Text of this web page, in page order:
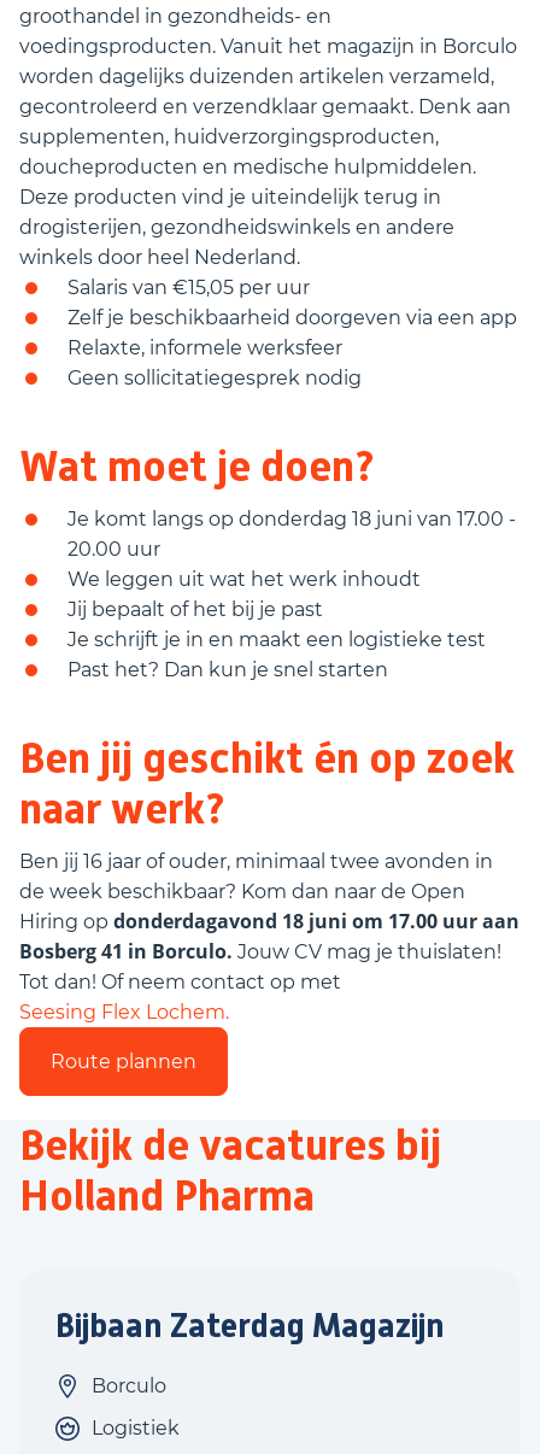
groothandel in gezondheids- en
voedingsproducten. Vanuit het magazijn in Borculo
worden dagelijks duizenden artikelen verzameld,
gecontroleerd en verzendklaar gemaakt. Denk aan
supplementen, huidverzorgingsproducten,
doucheproducten en medische hulpmiddelen.
Deze producten vind je uiteindelijk terug in
drogisterijen, gezondheidswinkels en andere
winkels door heel Nederland.
Salaris van €15,05 per uur
Zelf je beschikbaarheid doorgeven via een app
Relaxte, informele werksfeer
Geen sollicitatiegesprek nodig
Wat moet je doen?
Je komt langs op donderdag 18 juni van 17.00 -
20.00 uur
We leggen uit wat het werk inhoudt
Jij bepaalt of het bij je past
Je schrijft je in en maakt een logistieke test
Past het? Dan kun je snel starten
Ben jij geschikt én op zoek
naar werk?
Ben jij 16 jaar of ouder, minimaal twee avonden in
de week beschikbaar? Kom dan naar de Open
Hiring op donderdagavond 18 juni om 17.00 uur aan
Bosberg 41 in Borculo. Jouw CV mag je thuislaten!
Tot dan! Of neem contact op met
Seesing Flex Lochem.
Route plannen
Bekijk de vacatures bij
Holland Pharma
Bijbaan Zaterdag Magazijn
Borculo
Logistiek